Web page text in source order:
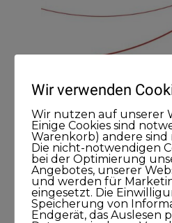
Meine Podcasts
Andreas Dämon ist
Wir verwenden
Wir nutzen auf unserer
Einige Cookies sind
Warenkorb) andere
Die nicht-notwendigen
bei der Optimierung
Angebotes, unserer
und werden für
eingesetzt. Die
Speicherung von
Endgerät, das Auslesen